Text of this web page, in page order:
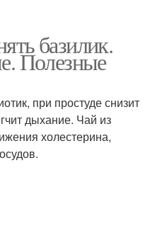
базилик.
Полезные
при простуде снизит
дыхание. Чай из
холестерина,